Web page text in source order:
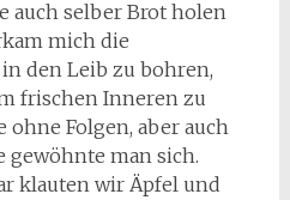
auch selber Brot holen
mich die
den Leib zu bohren,
frischen Inneren zu
ohne Folgen, aber auch
gewöhnte man sich.
klauten wir Äpfel und